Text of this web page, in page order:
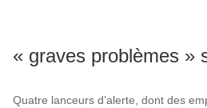
« graves problèmes »
Quatre lanceurs d’alerte, dont des